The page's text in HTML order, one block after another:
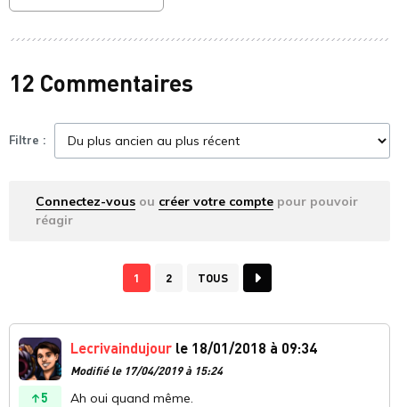
12 Commentaires
Filtre :
Connectez-vous ou créer votre compte pour pouvoir
réagir
1 2 TOUS
5
Lecrivaindujour le 18/01/2018 à 09:34
Modifié le 17/04/2019 à 15:24
Ah oui quand même.